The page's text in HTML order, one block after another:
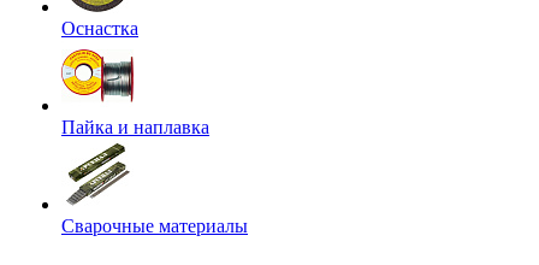
Оснастка
Пайка и наплавка
Сварочные материалы